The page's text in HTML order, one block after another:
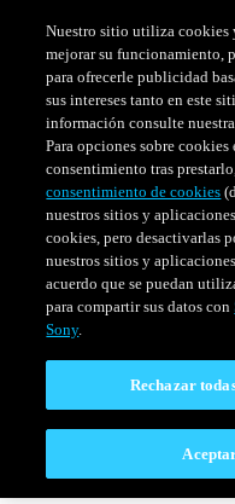
HORARIO
Venezuela
LEGAL
Nuestro sitio utiliza cookies
mejorar su funcionamiento,
para ofrecerle publicidad
sus intereses tanto en este
información consulte
Para opciones sobre
consentimiento tras
consentimiento de cookies
nuestros sitios y
cookies, pero desactivarlas
nuestros sitios y
acuerdo que se puedan
para compartir sus datos con
Sony.
Rechazar